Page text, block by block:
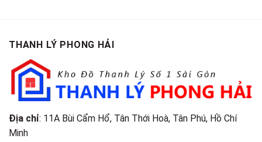
Điểm
Nhận
Biết
THANH LÝ PHONG HẢI
Địa chỉ: 11A Bùi Cẩm Hổ, Tân Thới Hoà, Tân Phú, Hồ Chí
Minh